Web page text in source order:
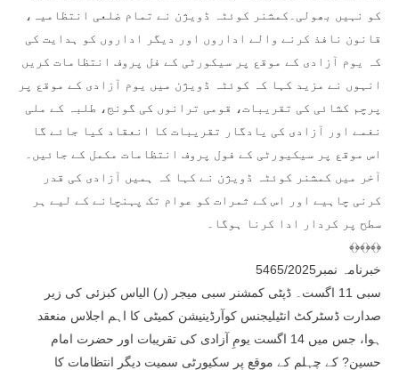
کو نہیں بھولی۔کمشنر کوئٹہ ڈویژن نے تمام ضلعی انتظامیہ،
قانون نافذ کرنے والے اداروں اور دیگر اداروں کو ہدایت کی
کہ یوم آزادی کے موقع پر سیکورٹی کے فل پروف انتظامات کریں
انہوں نے مزید کہا کہ کوئٹہ ڈویژن میں یوم آزادی کے موقع پر
پرچم کشائی کی تقریبات، قومی ترانوں کی گونج، طلبہ کے ملی
نغمے اور آزادی کی یادگار تقریبات کا انعقاد کیا جائے گا
اس موقع پر سیکیورٹی کے فول پروف انتظامات مکمل کے جائیں۔
آخر میں کمشنر کوئٹہ ڈویژن نے کہا کہ ہمیں آزادی کی قدر
کرنی چاہیے اور اس کے ثمرات کو عوام تک پہنچانے کے لیے ہر
سطح پر کردار ادا کرنا ہوگا۔
﴾﴿﴾﴿﴾﴿
خبرنامہ نمبر5465/2025
سبی 11 اگست۔ ڈپٹی کمشنر سبی میجر (ر) الیاس کبزئی کی زیر
صدارت ڈسٹرکٹ انٹیلیجنس کوآرڈینیشن کمیٹی کا اہم اجلاس منعقد
ہوا، جس میں 14 اگست یومِ آزادی کی تقریبات اور حضرت امام
حسین? کے چہلم کے موقع پر سکیورٹی سمیت دیگر انتظامات کا